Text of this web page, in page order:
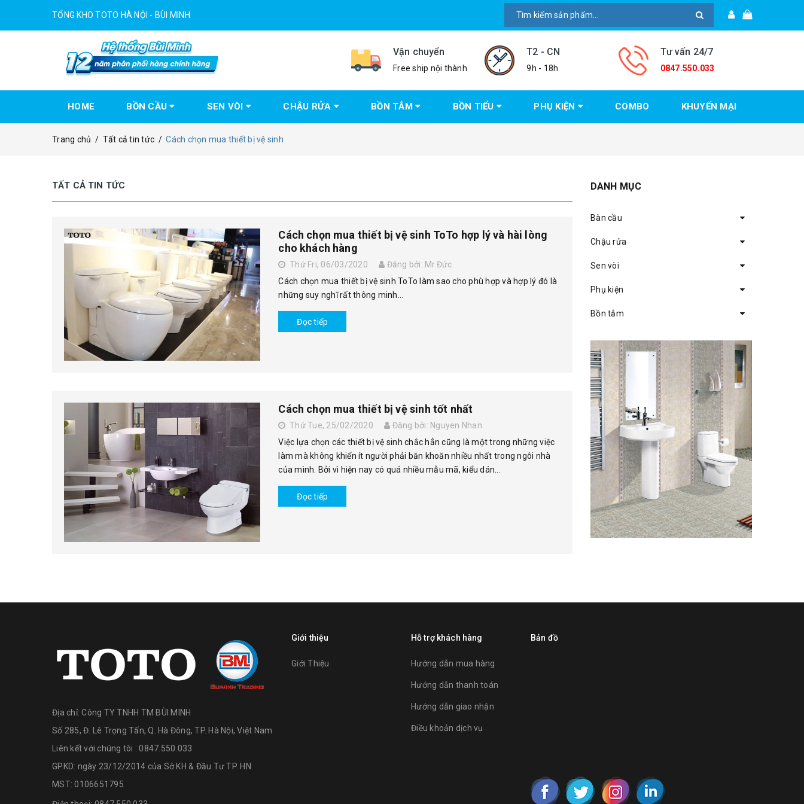
TỔNG KHO TOTO HÀ NỘI - BÙI MINH
Vận chuyển
Free ship nội thành
T2 - CN
9h - 18h
Tư vấn 24/7
0847.550.033
HOME BỒN CẦU SEN VÒI CHẬU RỬA BỒN TẮM BỒN TIỂU PHỤ KIỆN COMBO KHUYẾN MẠI
Trang chủ / Tất cả tin tức / Cách chọn mua thiết bị vệ sinh
TẤT CẢ TIN TỨC
Cách chọn mua thiết bị vệ sinh ToTo hợp lý và hài lòng
cho khách hàng
Thứ Fri, 06/03/2020
Đăng bởi: Mr.Đức
Cách chọn mua thiết bị vệ sinh ToTo làm sao cho phù hợp và hợp lý đó là
những suy nghĩ rất thông minh...
Đọc tiếp
Cách chọn mua thiết bị vệ sinh tốt nhất
Thứ Tue, 25/02/2020
Đăng bởi: Nguyen Nhan
Việc lựa chọn các thiết bị vệ sinh chắc hẳn cũng là một trong những việc
làm mà không khiến ít người phải băn khoăn nhiều nhất trong ngôi nhà
của mình. Bởi vì hiện nay có quá nhiều mẫu mã, kiểu dán...
Đọc tiếp
DANH MỤC
Bàn cầu
Chậu rửa
Sen vòi
Phụ kiện
Bồn tắm
Địa chỉ:Công TY TNHH TM BÙI MINH
Số 285, Đ. Lê Trọng Tấn, Q. Hà Đông, TP. Hà Nội, Việt Nam
Liên kết với chúng tôi : 0847.550.033
GPKD: ngày 23/12/2014 của Sở KH & Đầu Tư TP. HN
MST: 0106651795
Giới thiệu
Giới Thiệu
Hỗ trợ khách hàng
Hướng dẫn mua hàng
Hướng dẫn thanh toán
Hướng dẫn giao nhận
Điều khoản dịch vụ
Bản đồ